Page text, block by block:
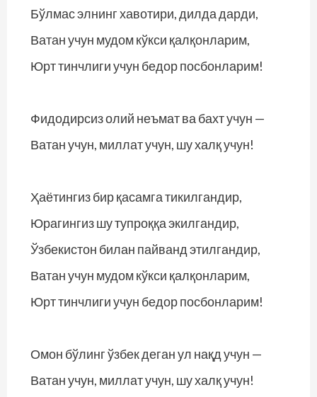
Бўлмас элнинг хавотири, дилда дарди,
Ватан учун мудом кўкси қалқонларим,
Юрт тинчлиги учун бедор посбонларим!
Фидодирсиз олий неъмат ва бахт учун —
Ватан учун, миллат учун, шу халқ учун!
Ҳаётингиз бир қасамга тикилгандир,
Юрагингиз шу тупроққа экилгандир,
Ўзбекистон билан пайванд этилгандир,
Ватан учун мудом кўкси қалқонларим,
Юрт тинчлиги учун бедор посбонларим!
Омон бўлинг ўзбек деган ул нақд учун —
Ватан учун, миллат учун, шу халқ учун!